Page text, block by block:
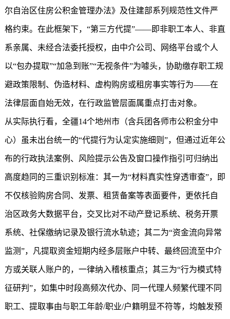
尔自治区住房公积金管理办法》及住建部系列规范性文件严
格约束。在此框架下，“第三方代提”——即非职工本人、非直
系亲属、未经合法委托授权，由中介公司、网络平台或个人
以“包办提取”“加急到账”“无视条件”为噱头，协助缴存职工规
避政策限制、伪造材料、虚构购房或租房事实等行为——在
法律层面自始无效，在行政监管层面属重点打击对象。
从实际执行看，全疆14个地州市（含兵团各师市公积金分中
心）虽未出台统一的“代提行为认定实施细则”，但通过近年公
布的行政执法案例、风险提示公告及窗口操作指引可归纳出
高度趋同的三重识别标准：其一为“材料真实性穿透审查”，即
不仅核验购房合同、发票、租赁备案等表面要件，更依托自
治区政务大数据平台，交叉比对不动产登记系统、税务开票
系统、社保缴纳记录及银行流水轨迹；其二为“资金流向异常
监测”，凡提取资金短期内经多层账户中转、最终回流至中介
方或关联人账户的，一律纳入稽核重点；其三为“行为模式特
征研判”，如集中时段高频次代办、同一代理人频繁代理不同
职工、提取事由与职工年龄/职业/户籍明显不符等，均触发预